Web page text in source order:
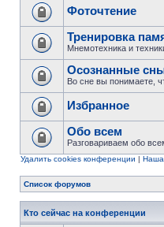
Фоточтение
Тренировка
Мнемотехника и
Осознанные
Во сне вы понимаете,
Избранное
Обо всем
Разговариваем обо
Удалить cookies конференции | Наша
Список форумов
Кто сейчас на конференции